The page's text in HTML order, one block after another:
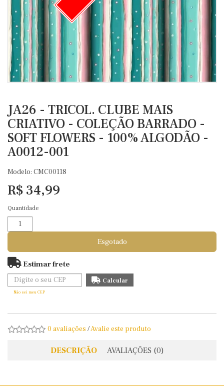
JA26 - TRICOL. CLUBE MAIS
CRIATIVO - COLEÇÃO BARRADO -
SOFT FLOWERS - 100% ALGODÃO -
A0012-001
Modelo: CMC00118
R$ 34,99
Quantidade
Esgotado
Estimar frete
Não sei meu CEP
0 avaliações /Avalie este produto
DESCRIÇÃO AVALIAÇÕES (0)